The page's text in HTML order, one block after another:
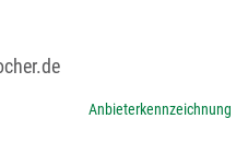
Anbieterkennzeichnung